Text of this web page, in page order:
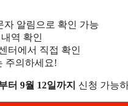
자 알림으로 확인 가능
역 확인
터에서 직접 확인
주의하세요!
터 9월 12일까지 신청 가능